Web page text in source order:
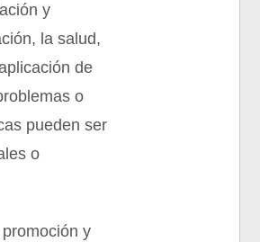
y
la salud,
de
o
pueden ser
o
y